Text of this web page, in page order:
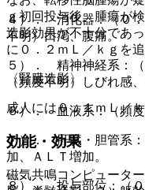
４）． 消化器：（０
不明）口渇、腹痛。
５）． 精神神経系：（
（頻度不明）しびれ感
６）． 血液系：（頻度
７）． 肝臓・胆管系：
加、ＡＬＴ増加。
８）． 投与部位：（０
ｇ初回投与後、腫瘍が
造影効果が不十分であ
に０．２ｍＬ／ｋｇを
〈腎臓造影〉
成人には０．１ｍＬ／
効能・効果
磁気共鳴コンピュータ